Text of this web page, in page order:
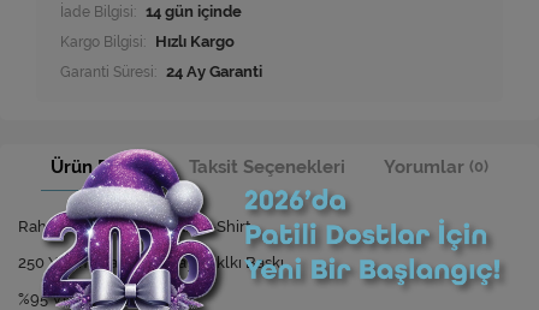
İade Bilgisi:
Kargo Bilgisi: Hızlı Kargo
Garanti Süresi: 24 Ay Garanti
Ürün Bilgisi Taksit Seçenekleri Yorumlar (0)
Rahat Kesim Özel Baskılı T-Shirt
250 Yıkamaya Kadar Dayanıklkı Baskı
%95 Viskon %5 Elastan